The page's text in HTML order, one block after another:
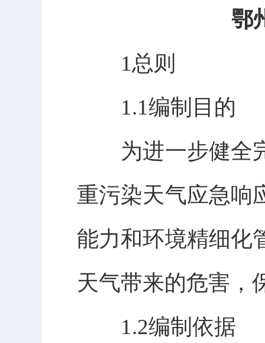
鄂
1总则
1.1编制目的
为进一步健全完
重污染天气应急响
能力和环境精细化
天气带来的危害，
1.2编制依据